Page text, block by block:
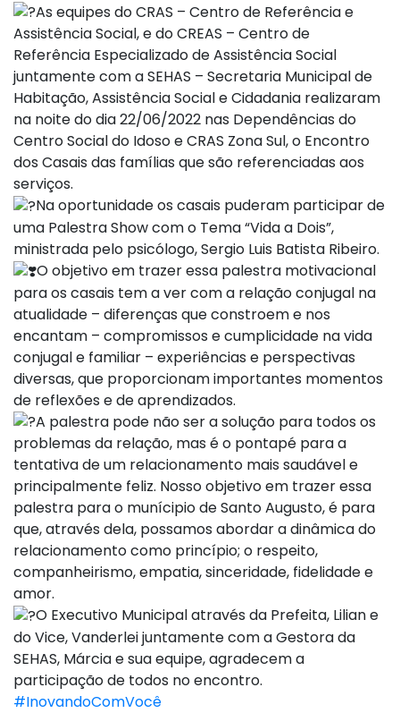
As equipes do CRAS – Centro de Referência e
Assistência Social, e do CREAS – Centro de
Referência Especializado de Assistência Social
juntamente com a SEHAS – Secretaria Municipal de
Habitação, Assistência Social e Cidadania realizaram
na noite do dia 22/06/2022 nas Dependências do
Centro Social do Idoso e CRAS Zona Sul, o Encontro
dos Casais das famílias que são referenciadas aos
serviços.
Na oportunidade os casais puderam participar de
uma Palestra Show com o Tema “Vida a Dois”,
ministrada pelo psicólogo, Sergio Luis Batista Ribeiro.
O objetivo em trazer essa palestra motivacional
para os casais tem a ver com a relação conjugal na
atualidade – diferenças que constroem e nos
encantam – compromissos e cumplicidade na vida
conjugal e familiar – experiências e perspectivas
diversas, que proporcionam importantes momentos
de reflexões e de aprendizados.
A palestra pode não ser a solução para todos os
problemas da relação, mas é o pontapé para a
tentativa de um relacionamento mais saudável e
principalmente feliz. Nosso objetivo em trazer essa
palestra para o munícipio de Santo Augusto, é para
que, através dela, possamos abordar a dinâmica do
relacionamento como princípio; o respeito,
companheirismo, empatia, sinceridade, fidelidade e
amor.
O Executivo Municipal através da Prefeita, Lilian e
do Vice, Vanderlei juntamente com a Gestora da
SEHAS, Márcia e sua equipe, agradecem a
participação de todos no encontro.
#InovandoComVocê